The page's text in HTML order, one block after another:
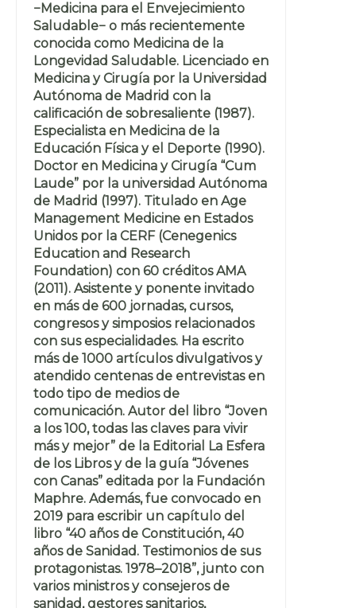
−Medicina para el Envejecimiento
Saludable− o más recientemente
conocida como Medicina de la
Longevidad Saludable. Licenciado en
Medicina y Cirugía por la Universidad
Autónoma de Madrid con la
calificación de sobresaliente (1987).
Especialista en Medicina de la
Educación Física y el Deporte (1990).
Doctor en Medicina y Cirugía “Cum
Laude” por la universidad Autónoma
de Madrid (1997). Titulado en Age
Management Medicine en Estados
Unidos por la CERF (Cenegenics
Education and Research
Foundation) con 60 créditos AMA
(2011). Asistente y ponente invitado
en más de 600 jornadas, cursos,
congresos y simposios relacionados
con sus especialidades. Ha escrito
más de 1000 artículos divulgativos y
atendido centenas de entrevistas en
todo tipo de medios de
comunicación. Autor del libro “Joven
a los 100, todas las claves para vivir
más y mejor” de la Editorial La Esfera
de los Libros y de la guía “Jóvenes
con Canas” editada por la Fundación
Maphre. Además, fue convocado en
2019 para escribir un capítulo del
libro “40 años de Constitución, 40
años de Sanidad. Testimonios de sus
protagonistas. 1978–2018”, junto con
varios ministros y consejeros de
sanidad, gestores sanitarios,